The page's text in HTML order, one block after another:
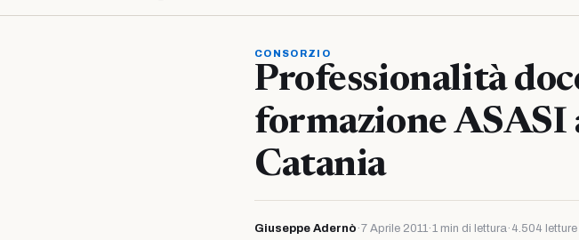
CONSORZIO
Professionalità
formazione ASASI
Catania
Giuseppe Adernò ·7 Aprile 2011·1 min di lettura· 4.504 letture